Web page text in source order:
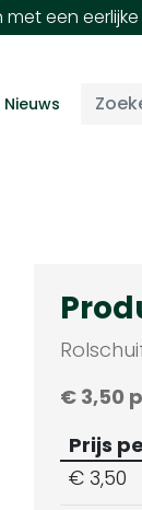
een eerlijke
Nieuws
€ 3,50
Prijs
€ 3,50